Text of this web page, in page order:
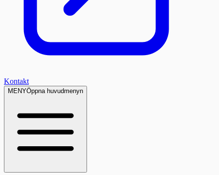
Kontakt
MENYÖppna huvudmenyn